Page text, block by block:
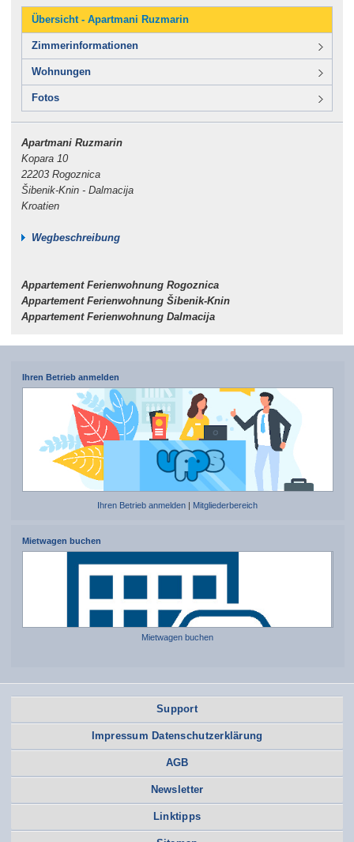
Übersicht - Apartmani Ruzmarin
Zimmerinformationen
Wohnungen
Fotos
Apartmani Ruzmarin
Kopara 10
22203 Rogoznica
Šibenik-Knin - Dalmacija
Kroatien
Wegbeschreibung
Appartement Ferienwohnung Rogoznica
Appartement Ferienwohnung Šibenik-Knin
Appartement Ferienwohnung Dalmacija
Ihren Betrieb anmelden
Ihren Betrieb anmelden Mitgliederbereich
Mietwagen buchen
Mietwagen buchen
Support
Impressum Datenschutzerklärung
AGB
Newsletter
Linktipps